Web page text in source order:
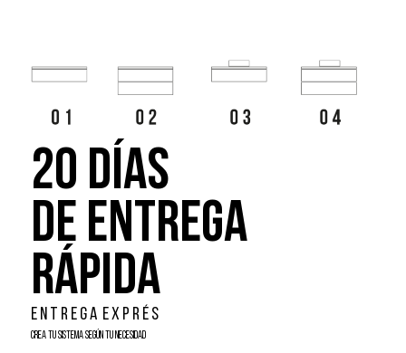
20 DÍAS
DE ENTREGA
RÁPIDA
E N T R E G A E X P R É S
CREA TU SISTEMA SEGÚN TU NECESIDAD